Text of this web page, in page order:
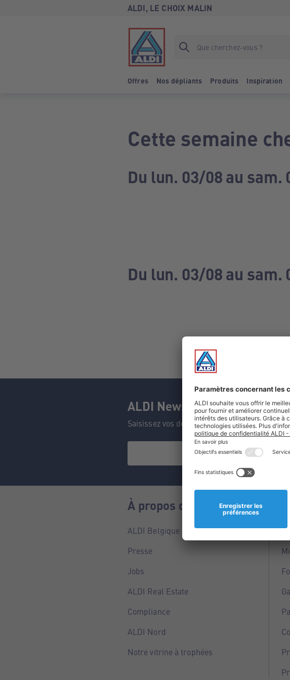
ALDI, LE CHOIX MALIN
Offres Nos dépliants Produits Inspiration
Cette semaine
Du lun. 03/08 au sam.
Du lun. 03/08 au sam.
ALDI Newsletter
Saisissez vos données et ne manquez
À propos de nous
ALDI Belgique
Presse
Jobs
ALDI Real Estate
Compliance
ALDI Nord
Notre vitrine à trophées